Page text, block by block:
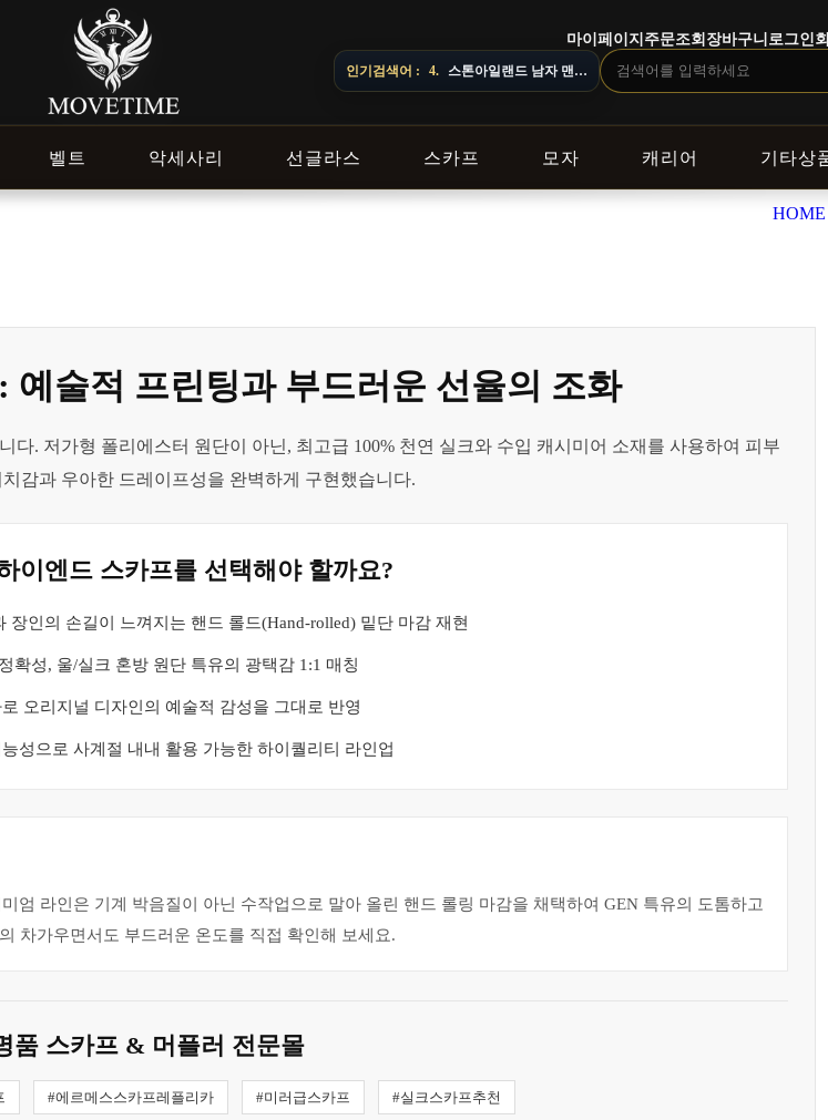
NOTICE · 지역에 따라 배송 일정이 달라질 수 있으니 주문 전 상담창으로 문의해 주세요.
마이페이지 주문조회 장바구니 로그인
인기검색어 :
5. 오프화이트 남자 후드
벨트 악세사리 선글라스 스카프 모자 캐리어 기타상
HOME
예술적 프린팅과 부드러운 선율의 조화
. 저가형 폴리에스터 원단이 아닌, 최고급 100% 천연 실크와 수입 캐시미어 소재를 사용하여 피부
감과 우아한 드레이프성을 완벽하게 구현했습니다.
이엔드 스카프를 선택해야 할까요?
인의 손길이 느껴지는 핸드 롤드(Hand-rolled) 밑단 마감 재현
확성, 울/실크 혼방 원단 특유의 광택감 1:1 매칭
오리지널 디자인의 예술적 감성을 그대로 반영
성으로 사계절 내내 활용 가능한 하이퀄리티 라인업
엄 라인은 기계 박음질이 아닌 수작업으로 말아 올린 핸드 롤링 마감을 채택하여 GEN 특유의 도톰하고
차가우면서도 부드러운 온도를 직접 확인해 보세요.
품 스카프 & 머플러 전문몰
#에르메스스카프레플리카 #미러급스카프 #실크스카프추천